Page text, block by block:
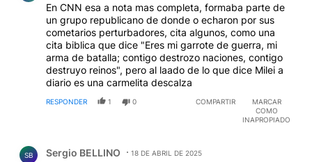
En CNN esa a nota mas completa, formaba parte de
un grupo republicano de donde o echaron por sus
cometarios perturbadores, cita algunos, como una
cita biblica que dice "Eres mi garrote de guerra, mi
arma de batalla; contigo destrozo naciones, contigo
destruyo reinos", pero al laado de lo que dice Milei a
diario es una carmelita descalza
RESPONDER 1 0 COMPARTIR
MARCAR
COMO
INAPROPIADO
SB Sergio BELLINO 18 DE ABRIL DE 2025